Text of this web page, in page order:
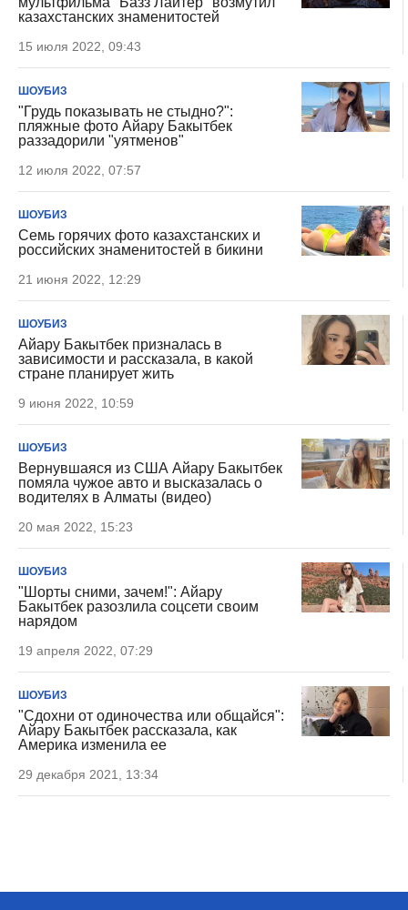
казахстанских знаменитостей
15 июля 2022, 09:43
ШОУБИЗ
"Грудь показывать не стыдно?":
пляжные фото Айару Бакытбек
раззадорили "уятменов"
12 июля 2022, 07:57
ШОУБИЗ
Семь горячих фото казахстанских и
российских знаменитостей в бикини
21 июня 2022, 12:29
ШОУБИЗ
Айару Бакытбек призналась в
зависимости и рассказала, в какой
стране планирует жить
9 июня 2022, 10:59
ШОУБИЗ
Вернувшаяся из США Айару Бакытбек
помяла чужое авто и высказалась о
водителях в Алматы (видео)
20 мая 2022, 15:23
ШОУБИЗ
"Шорты сними, зачем!": Айару
Бакытбек разозлила соцсети своим
нарядом
19 апреля 2022, 07:29
ШОУБИЗ
"Сдохни от одиночества или общайся":
Айару Бакытбек рассказала, как
Америка изменила ее
29 декабря 2021, 13:34